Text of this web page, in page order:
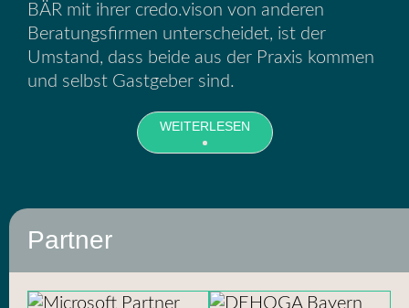
BÄR mit ihrer credo.vison von anderen
Beratungsfirmen unterscheidet, ist der
Umstand, dass beide aus der Praxis kommen
und selbst Gastgeber sind.
WEITERLESEN
Partner